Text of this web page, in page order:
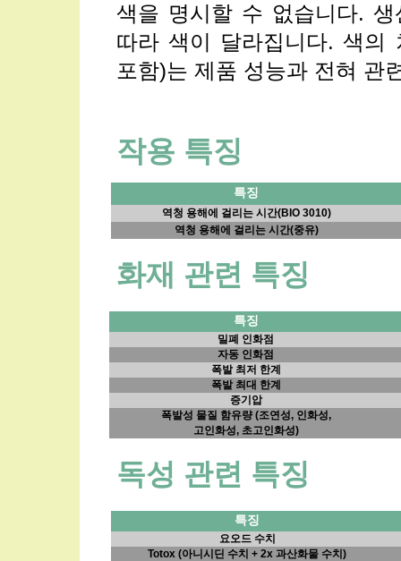
색을 명시할 수 없습니다.
따라 색이 달라집니다. 색의
포함)는 제품 성능과 전혀 관
작용 특징
특징
역청 용해에 걸리는 시간(BIO 3010)
역청 용해에 걸리는 시간(중유)
화재 관련 특징
특징
밀폐 인화점
자동 인화점
폭발 최저 한계
폭발 최대 한계
증기압
폭발성 물질 함유량 (조연성, 인화성,
고인화성, 초고인화성)
독성 관련 특징
특징
요오드 수치
Totox (아니시딘 수치 + 2x 과산화물 수치)